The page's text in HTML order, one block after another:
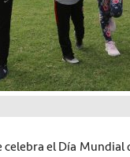
el Día Mundial